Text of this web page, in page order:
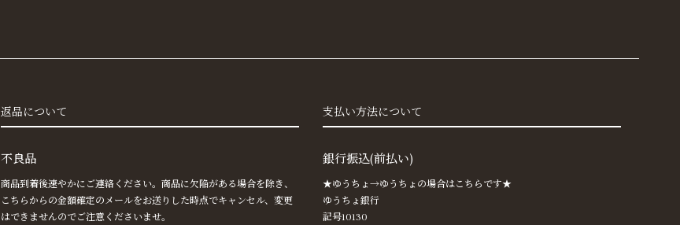
返品について
不良品
商品到着後速やかにご連絡ください。商品に欠陥がある場合を除き、
こちらからの金額確定のメールをお送りした時点でキャンセル、変更
はできませんのでご注意くださいませ。
支払い方法について
銀行振込(前払い)
★ゆうちょ→ゆうちょの場合はこちらです★
ゆうちょ銀行
記号10130